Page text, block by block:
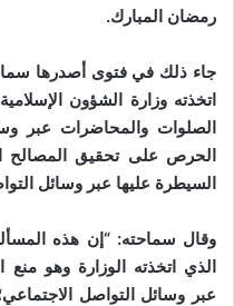
رمضان المبارك.
جاء ذلك في فتوى أصدرها
اتخذته وزارة الشؤون
الصلوات والمحاضرات عبر
الحرص على تحقيق المصالح
السيطرة عليها عبر وسائل
وقال سماحته: “إن هذه
الذي اتخذته الوزارة وهو
عبر وسائل التواصل